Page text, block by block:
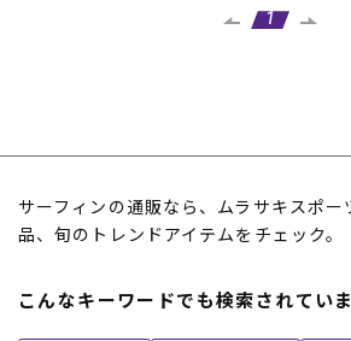
1
サーフィンの通販なら、ムラサキスポ
品、旬のトレンドアイテムをチェック。
こんなキーワードでも検索されてい